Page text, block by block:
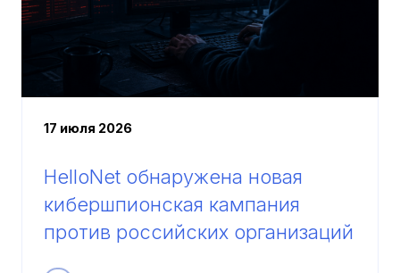
17 июля 2026
HelloNet обнаружена новая
кибершпионская кампания
против российских организаций